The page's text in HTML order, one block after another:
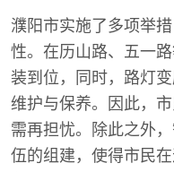
濮阳市实施了多项举
性。在历山路、五一
装到位，同时，路灯
维护与保养。因此，
需再担忧。除此之外
伍的组建，使得市民